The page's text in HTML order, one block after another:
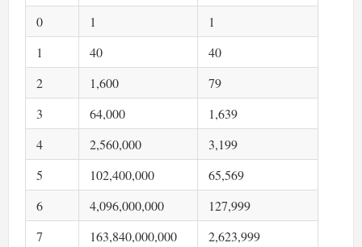
0
1
1
1
40
40
2
1,600
79
3
64,000
1,639
4
2,560,000
3,199
5
102,400,000
65,569
6
4,096,000,000
127,999
7
163,840,000,000
2,623,999